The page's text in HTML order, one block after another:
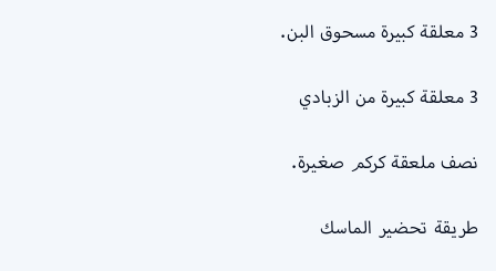
3 معلقة كبيرة مسحوق البن.
3 معلقة كبيرة من الزبادي
نصف ملعقة كركم صغيرة.
طريقة تحضير الماسك